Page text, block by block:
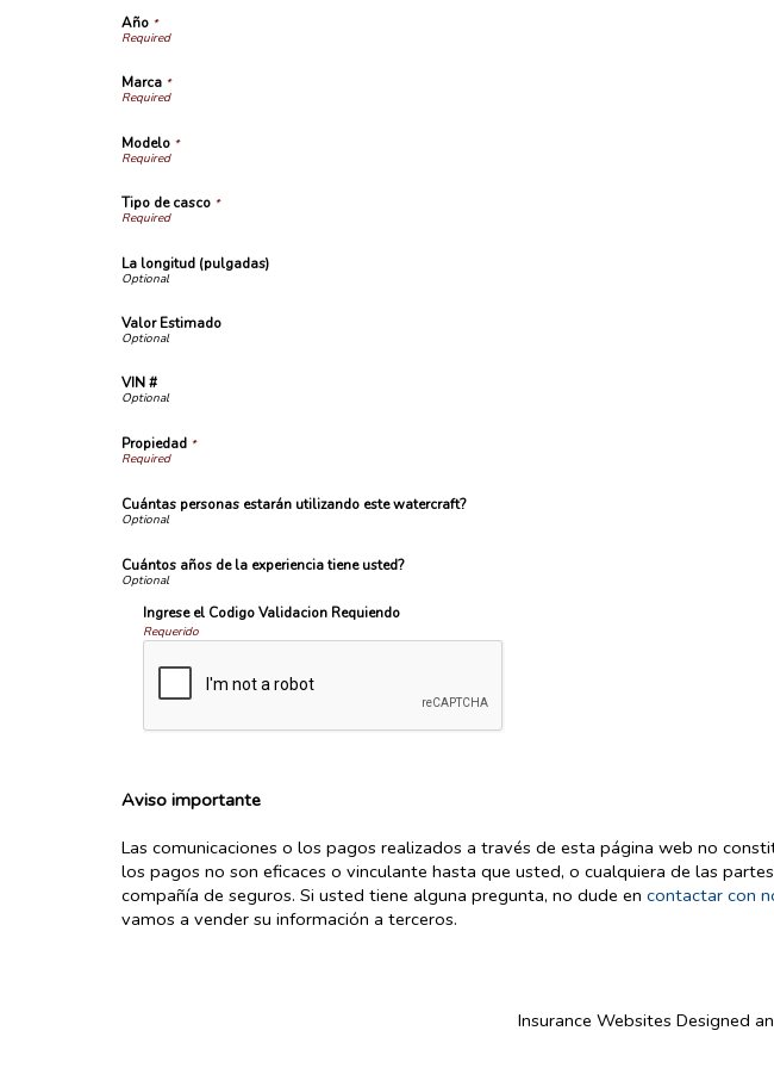
Año *
Marca *
Modelo *
Tipo de casco *
La longitud (pulgadas)
Valor Estimado
VIN #
Propiedad *
Cuántas personas estarán utilizando este watercraft?
Cuántos años de la experiencia tiene usted?
Ingrese el Codigo Validacion Requiendo
Requerido
Aviso importante
Las comunicaciones o los pagos realizados a través de esta página web no
los pagos no son eficaces o vinculante hasta que usted, o cualquiera de las
compañía de seguros. Si usted tiene alguna pregunta, no dude en contactar con
vamos a vender su información a terceros.
Insurance Websites Designed